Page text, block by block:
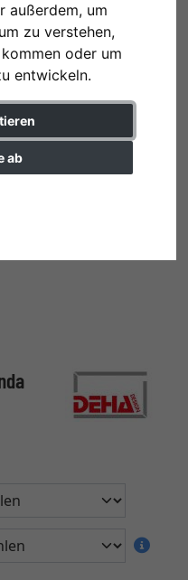
außerdem, um
zu verstehen,
oder um
entwickeln.
ab